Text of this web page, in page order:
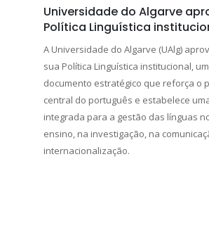
Universidade do Algarve
Política Linguística
A Universidade do Algarve (UAlg)
sua Política Linguística institucional, um
documento estratégico que reforça o
central do português e estabelece
integrada para a gestão das línguas
ensino, na investigação, na
internacionalização.